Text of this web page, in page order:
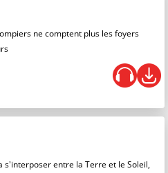
ne comptent plus les foyers
s'interposer entre la Terre et le Soleil,